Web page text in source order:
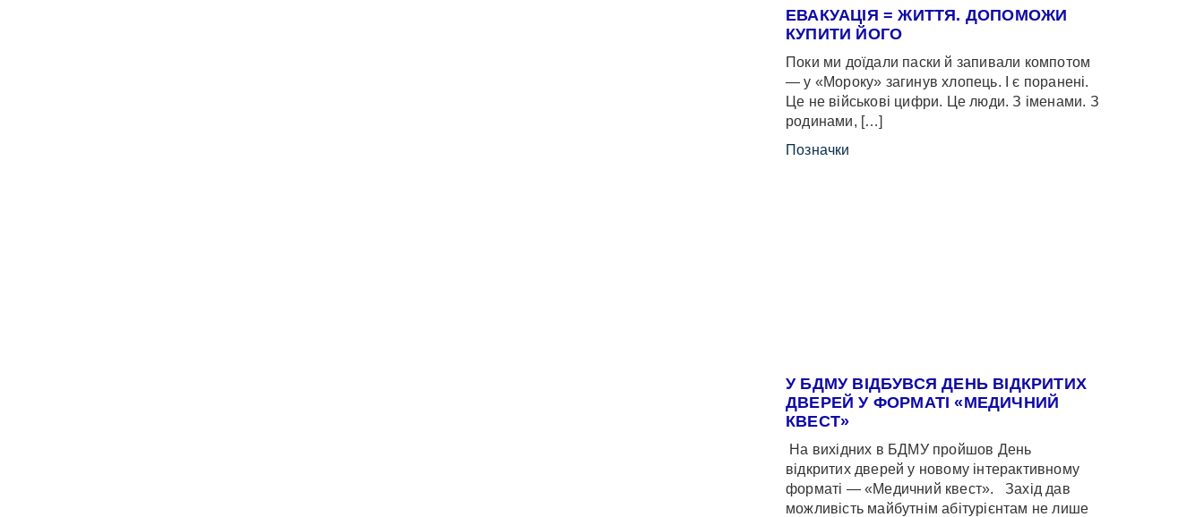
ЕВАКУАЦІЯ = ЖИТТЯ. ДОПОМОЖИ
КУПИТИ ЙОГО
Поки ми доїдали паски й запивали компотом
— у «Мороку» загинув хлопець. І є поранені.
Це не військові цифри. Це люди. З іменами. З
родинами, […]
Позначки
У БДМУ ВІДБУВСЯ ДЕНЬ ВІДКРИТИХ
ДВЕРЕЙ У ФОРМАТІ «МЕДИЧНИЙ
КВЕСТ»
На вихідних в БДМУ пройшов День
відкритих дверей у новому інтерактивному
форматі — «Медичний квест». Захід дав
можливість майбутнім абітурієнтам не лише